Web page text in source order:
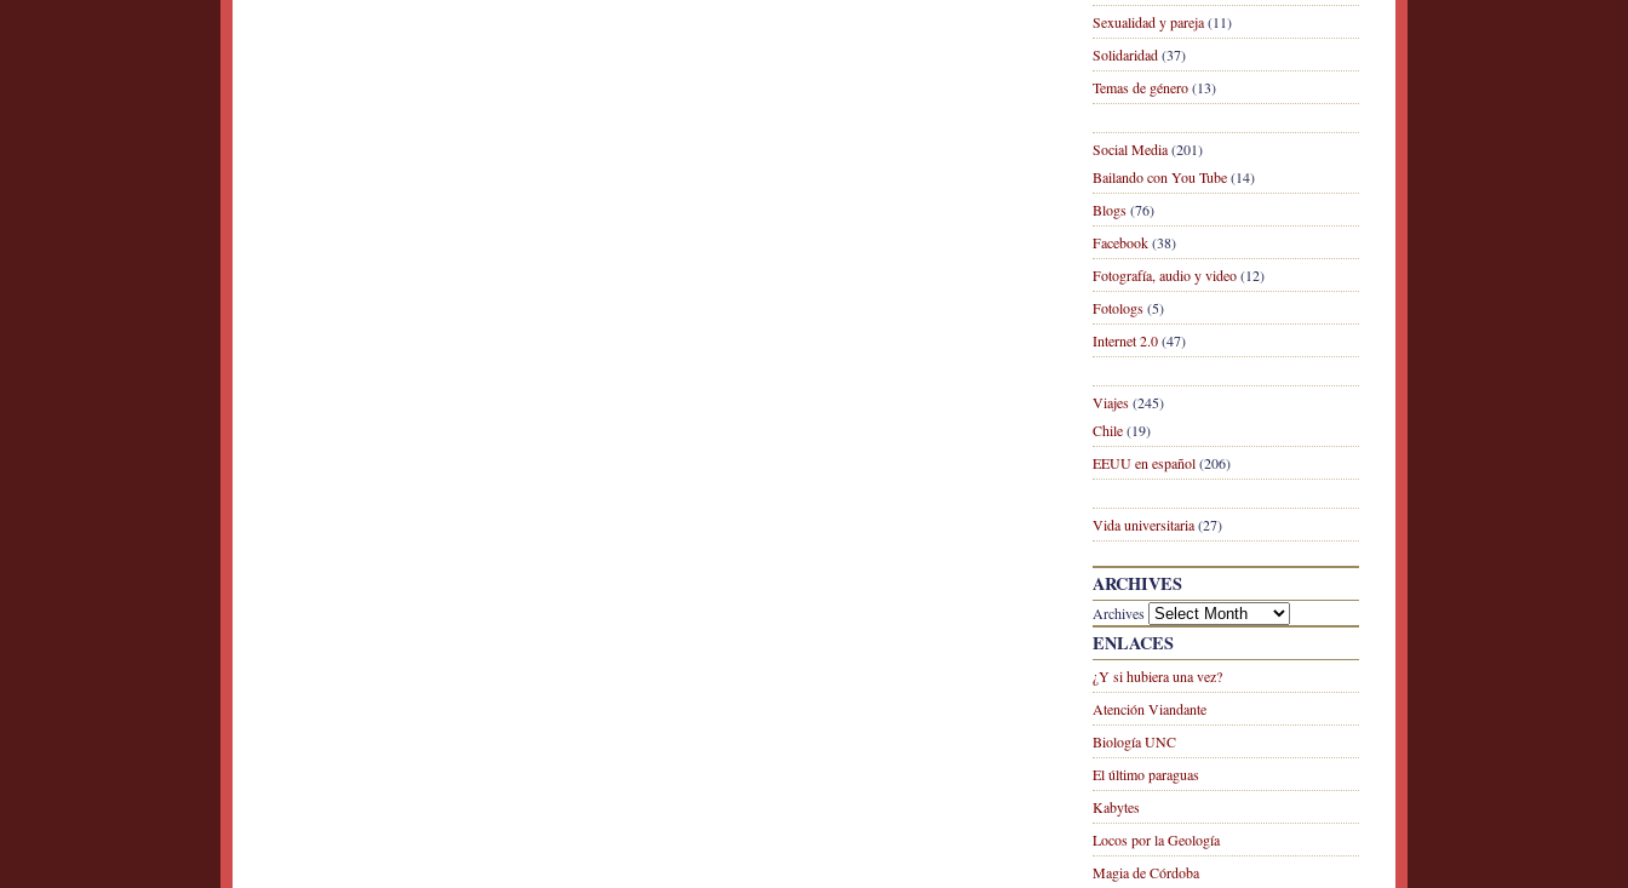
Sexualidad y pareja(11)
Solidaridad(37)
Temas de género(13)
Social Media(201)
Bailando con You Tube(14)
Blogs(76)
Facebook(38)
Fotografía, audio y video(12)
Fotologs(5)
Internet 2.0(47)
Viajes(245)
Chile(19)
EEUU en español(206)
Vida universitaria(27)
ARCHIVES
Archives
ENLACES
¿Y si hubiera una vez?
Atención Viandante
Biología UNC
El último paraguas
Kabytes
Locos por la Geología
Magia de Córdoba